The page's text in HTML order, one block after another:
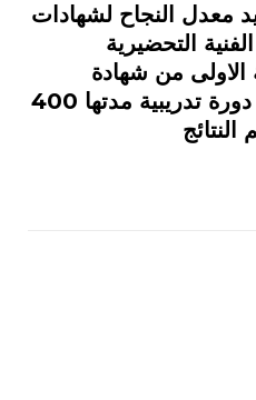
2024/27 تحديد معدل النجاح لشهادات
الفنية التحضيرية
الاولى من شهادة
التكميلية المهنية لمن أنهى دورة تدريبية مدتها 400